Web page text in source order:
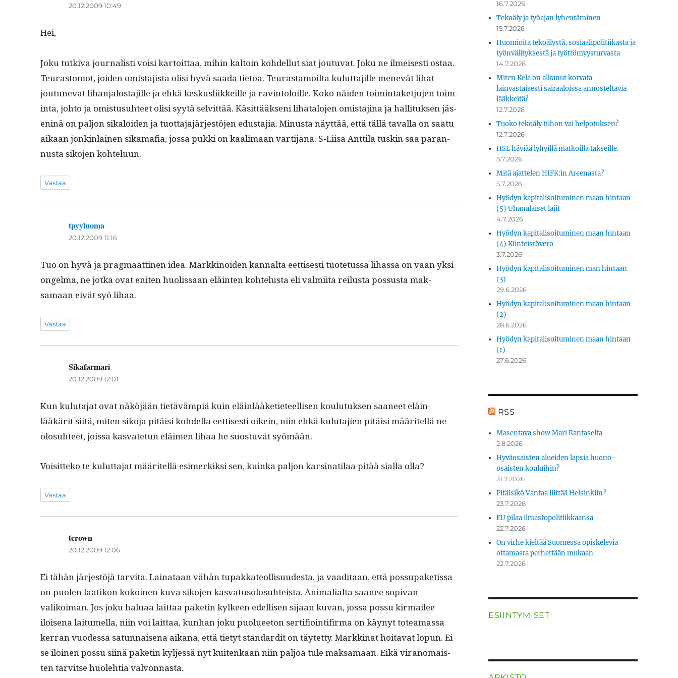
20.12.2009 10:49
Hei,
Joku tutki­va jour­nal­isti voisi kar­toit­taa, mihin kaltoin kohdel­lut siat joutu­vat. Joku ne ilmeis­es­ti ostaa.
Teuras­to­mot, joiden omis­ta­jista olisi hyvä saa­da tietoa. Teuras­ta­moil­ta kulut­ta­jille menevät lihat
joutunevat lihan­jalosta­jille ja ehkä keskus­li­ikkeille ja rav­in­toloille. Koko näi­den toim­intaketju­jen toim­
inta, johto ja omis­tusuh­teet olisi syytä selvit­tää. Käsit­tääk­seni lihat­alo­jen omis­ta­ji­na ja hal­li­tuk­sen jäs­
en­inä on paljon sikaloiden ja tuot­ta­ja­jär­jestö­jen edus­ta­jia. Minus­ta näyt­tää, että täl­lä taval­la on saatu
aikaan jonkin­lainen sika­mafia, jos­sa puk­ki on kaal­i­maan var­ti­jana. S‑Liisa Antti­la tuskin saa paran­
nus­ta siko­jen kohteluun.
Vastaa
tpyyluoma
20.12.2009 11:16
Tuo on hyvä ja prag­maat­ti­nen idea. Markki­noiden kannal­ta eet­tis­es­ti tuote­tus­sa lihas­sa on vaan yksi
ongel­ma, ne jot­ka ovat eniten huolis­saan eläin­ten kohtelus­ta eli valmi­ita reilus­ta pos­sus­ta mak­
samaan eivät syö lihaa.
Vastaa
Sikafarmari
20.12.2009 12:01
Kun kulu­ta­jat ovat näköjään tietävämpiä kuin eläin­lääketi­eteel­lisen koulu­tuk­sen saa­neet eläin­
lääkärit siitä, miten siko­ja pitäisi kohdel­la eet­tis­es­ti oikein, niin ehkä kulu­ta­jien pitäisi määritel­lä ne
olo­suh­teet, jois­sa kas­vate­tun eläi­men lihaa he suos­tu­vát syömään.
Voisit­teko te kulut­ta­jat määritel­lä esimerkik­si sen, kuin­ka paljon karsi­nati­laa pitää sial­la olla?
Vastaa
tcrown
20.12.2009 12:06
Ei tähän jär­jestöjä tarvi­ta. Lainataan vähän tupakka­te­ol­lisu­ud­es­ta, ja vaa­di­taan, että pos­su­paketis­sa
on puolen laatikon kokoinen kuva siko­jen kas­va­tu­solo­suhteista. Ani­malial­ta saa­nee sopi­van
valikoiman. Jos joku halu­aa lait­taa paketin kyl­keen edel­lisen sijaan kuvan, jos­sa pos­su kir­mailee
iloise­na lai­tumel­la, niin voi lait­taa, kun­han joku puoluee­ton ser­ti­fioin­tifir­ma on käynyt totea­mas­sa
ker­ran vuodessa sat­un­naise­na aikana, että tietyt stan­dard­it on täytet­ty. Markki­nat hoita­vat lop­un. Ei
se iloinen pos­su siinä paketin kyl­jessä nyt kuitenkaan niin paljoa tule mak­samaan. Eikä vira­nomais­
ten tarvitse huole­htia valvonnasta.
16.7.2026
Tekoäly ja työajan lyhentäminen
15.7.2026
Huomioita tekoälystä, sosiaalipolitiikasta ja
työnvälityksestä ja työttömyysturvasta
14.7.2026
Miten Kela on alkanut korvata
lainvastaisesti sairaaloissa annosteltavia
lääkkeitä?
12.7.2026
Tuoko tekoäly tuhon vai helpotuksen?
12.7.2026
HSL häviää lyhyillä matkoilla takseille.
5.7.2026
Mitä ajattelen HIFK:in Areenasta?
5.7.2026
Hyödyn kapitalisoituminen maan hintaan
(5) Uhanalaiset lajit
4.7.2026
Hyödyn kapitalisoituminen maan hintaan
(4) Kiinteistövero
3.7.2026
Hyödyn kapitalisoituminen man hintaan
(3)
29.6.2026
Hyödyn kapitalisoituminen maan hintaan
(2)
28.6.2026
Hyödyn kapitalisoituminen maan hintaan
(1)
27.6.2026
RSS
Masentava show Mari Rantaselta
2.8.2026
Hyväosaisten alueiden lapsia huono-
osaisten kouluihin?
31.7.2026
Pitäisikö Vantaa liittää Helsinkiin?
23.7.2026
EU pilaa ilmastopolitiikkaansa
22.7.2026
On virhe kieltää Suomessa opiskelevia
ottamasta perhettään mukaan.
22.7.2026
ESIINTYMISET